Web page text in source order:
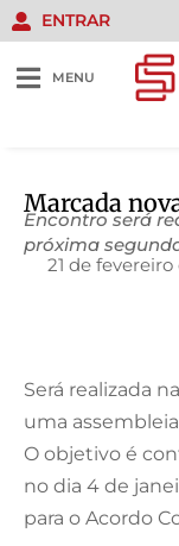
ENTRAR
MENU
Marcada
Encontro será
próxima
21 de fevereiro
Será realizada
uma
O objetivo é
no dia 4 de
para o Acordo